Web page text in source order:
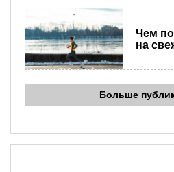
Чем
на
Больше